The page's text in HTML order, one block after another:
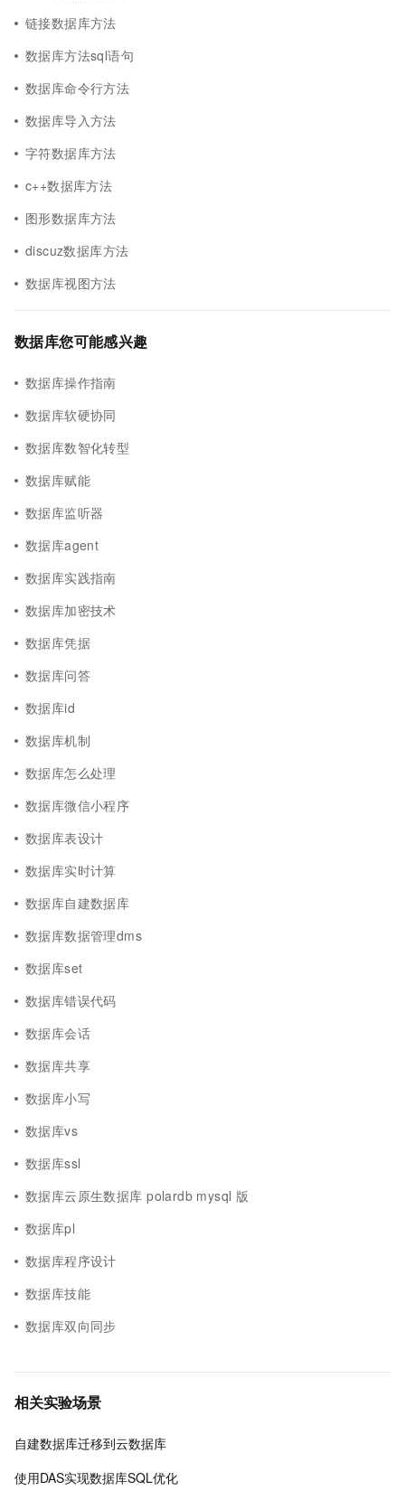
链接数据库方法
数据库方法sql语句
数据库命令行方法
数据库导入方法
字符数据库方法
c++数据库方法
图形数据库方法
discuz数据库方法
数据库视图方法
数据库您可能感兴趣
数据库操作指南
数据库软硬协同
数据库数智化转型
数据库赋能
数据库监听器
数据库agent
数据库实践指南
数据库加密技术
数据库凭据
数据库问答
数据库id
数据库机制
数据库怎么处理
数据库微信小程序
数据库表设计
数据库实时计算
数据库自建数据库
数据库数据管理dms
数据库set
数据库错误代码
数据库会话
数据库共享
数据库小写
数据库vs
数据库ssl
数据库云原生数据库 polardb mysql 版
数据库pl
数据库程序设计
数据库技能
数据库双向同步
相关实验场景
自建数据库迁移到云数据库
使用DAS实现数据库SQL优化